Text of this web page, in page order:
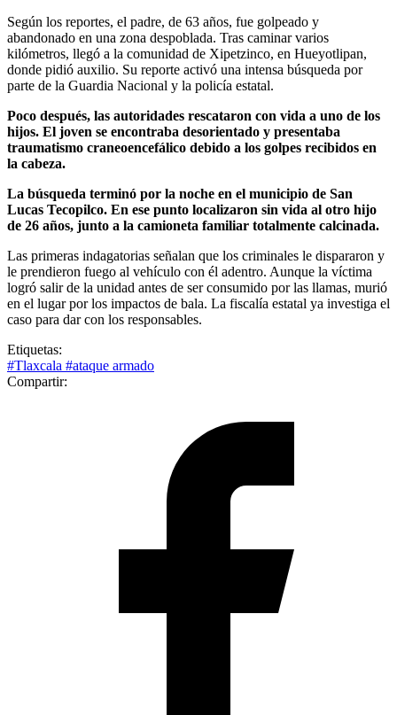
Según los reportes, el padre, de 63 años, fue golpeado y
abandonado en una zona despoblada. Tras caminar varios
kilómetros, llegó a la comunidad de Xipetzinco, en Hueyotlipan,
donde pidió auxilio. Su reporte activó una intensa búsqueda por
parte de la Guardia Nacional y la policía estatal.
Poco después, las autoridades rescataron con vida a uno de los
hijos. El joven se encontraba desorientado y presentaba
traumatismo craneoencefálico debido a los golpes recibidos en
la cabeza.
La búsqueda terminó por la noche en el municipio de San
Lucas Tecopilco. En ese punto localizaron sin vida al otro hijo
de 26 años, junto a la camioneta familiar totalmente calcinada.
Las primeras indagatorias señalan que los criminales le dispararon y
le prendieron fuego al vehículo con él adentro. Aunque la víctima
logró salir de la unidad antes de ser consumido por las llamas, murió
en el lugar por los impactos de bala. La fiscalía estatal ya investiga el
caso para dar con los responsables.
Etiquetas:
#Tlaxcala #ataque armado
Compartir: